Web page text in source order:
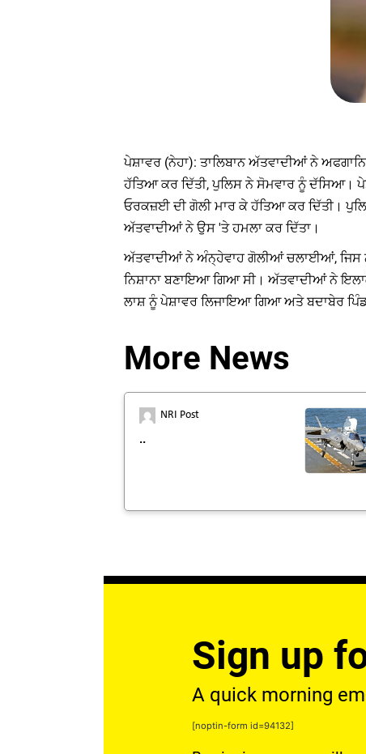
ਪੇਸ਼ਾਵਰ (ਨੇਹਾ): ਤਾਲਿਬਾਨ ਅੱਤਵਾਦੀਆਂ ਨੇ
ਹੱਤਿਆ ਕਰ ਦਿੱਤੀ, ਪੁਲਿਸ ਨੇ ਸੋਮਵਾਰ ਨੂੰ ਦੱਸਿਆ।
ਓਰਕਜ਼ਈ ਦੀ ਗੋਲੀ ਮਾਰ ਕੇ ਹੱਤਿਆ ਕਰ ਦਿੱਤੀ।
ਅੱਤਵਾਦੀਆਂ ਨੇ ਉਸ 'ਤੇ ਹਮਲਾ ਕਰ ਦਿੱਤਾ।
ਅੱਤਵਾਦੀਆਂ ਨੇ ਅੰਨ੍ਹੇਵਾਹ ਗੋਲੀਆਂ ਚਲਾਈਆਂ, ਜਿਸ
ਨਿਸ਼ਾਨਾ ਬਣਾਇਆ ਗਿਆ ਸੀ। ਅੱਤਵਾਦੀਆਂ ਨੇ
ਲਾਸ਼ ਨੂੰ ਪੇਸ਼ਾਵਰ ਲਿਜਾਇਆ ਗਿਆ ਅਤੇ ਬਦਾਬੇਰ
More News
NRI Post
..
Sign up
A quick morning
[noptin-form id=94132]